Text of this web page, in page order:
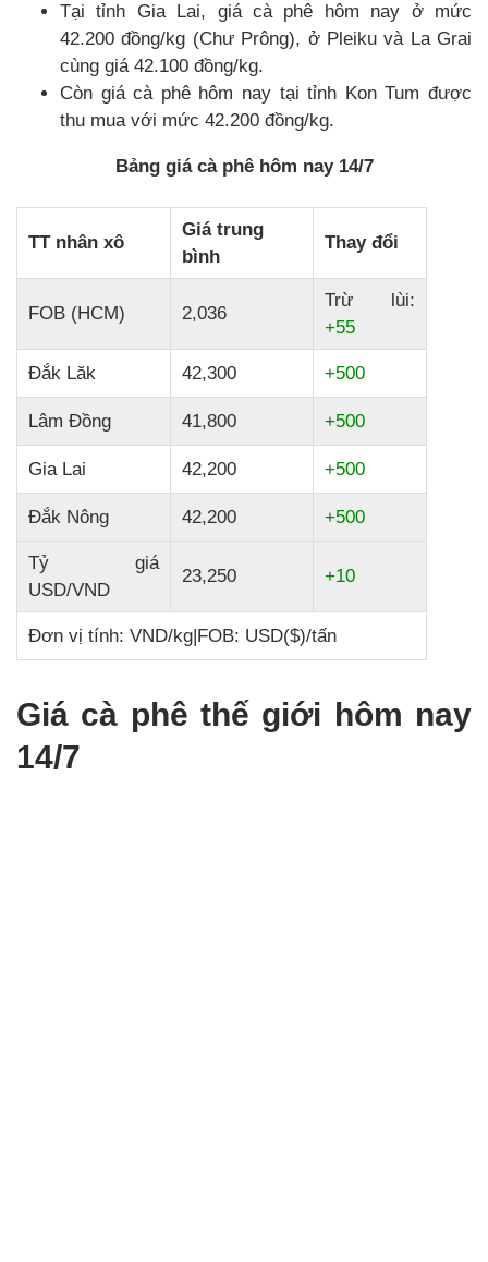
Tại tỉnh Gia Lai, giá cà phê hôm nay ở mức
42.200 đồng/kg (Chư Prông), ở Pleiku và La Grai
cùng giá 42.100 đồng/kg.
Còn giá cà phê hôm nay tại tỉnh Kon Tum được
thu mua với mức 42.200 đồng/kg.
Bảng giá cà phê hôm nay 14/7
TT nhân xô
Giá trung
bình
Thay đổi
FOB (HCM) 2,036
Trừ lùi:
+55
Đắk Lăk 42,300 +500
Lâm Đồng 41,800 +500
Gia Lai 42,200 +500
Đắk Nông 42,200 +500
Tỷ giá
USD/VND
23,250 +10
Đơn vị tính: VND/kg FOB: USD($)/tấn
Giá cà phê thế giới hôm nay
14/7